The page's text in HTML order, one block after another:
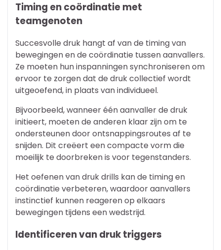
Timing en coördinatie met
teamgenoten
Succesvolle druk hangt af van de timing van
bewegingen en de coördinatie tussen aanvallers.
Ze moeten hun inspanningen synchroniseren om
ervoor te zorgen dat de druk collectief wordt
uitgeoefend, in plaats van individueel.
Bijvoorbeeld, wanneer één aanvaller de druk
initieert, moeten de anderen klaar zijn om te
ondersteunen door ontsnappingsroutes af te
snijden. Dit creëert een compacte vorm die
moeilijk te doorbreken is voor tegenstanders.
Het oefenen van druk drills kan de timing en
coördinatie verbeteren, waardoor aanvallers
instinctief kunnen reageren op elkaars
bewegingen tijdens een wedstrijd.
Identificeren van druk triggers